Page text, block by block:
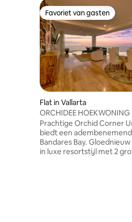
Favoriet van gasten
Favoriet van gasten
Flat in Vallarta
ORCHIDEE HOEKWONING
STRAND
Prachtige Orchid Corner
biedt een
Bandares Bay.
in luxe resortstijl met 2